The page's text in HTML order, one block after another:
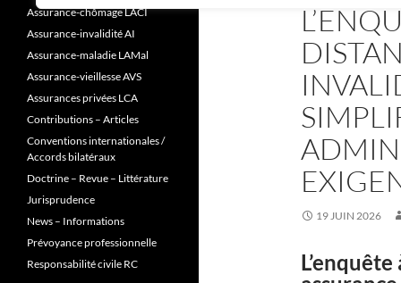
19 JUIN 2026
Assurance-chômage LACI
Assurance-invalidité AI
Assurance-maladie LAMal
Assurance-vieillesse AVS
Assurances privées LCA
Contributions – Articles
Conventions internationales /
Accords bilatéraux
Doctrine – Revue – Littérature
Jurisprudence
News – Informations
Prévoyance professionnelle
Responsabilité civile RC